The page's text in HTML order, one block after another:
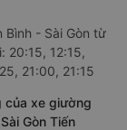
Bình - Sài Gòn từ
20:15, 12:15,
21:00, 21:15
của xe giường
Gòn Tiến